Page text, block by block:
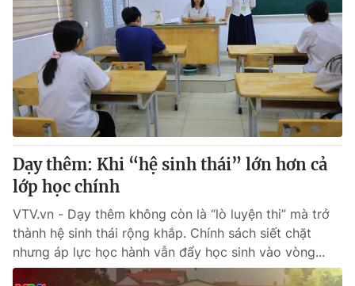
VTV Sức khoẻ Bất động sản
Thị trường 24h Tấm lòng Việt
VTV4 Vươn mình bằng AI
VTV9 VTV8
Liên hệ tòa soạn
Dạy thêm: Khi “hệ sinh thái” lớn hơn cả
lớp học chính
VTV.vn - Dạy thêm không còn là “lò luyện thi” mà trở
thành hệ sinh thái rộng khắp. Chính sách siết chặt
nhưng áp lực học hành vẫn đẩy học sinh vào vòng...